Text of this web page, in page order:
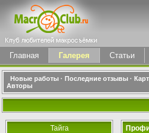
Главная Галерея Статьи
Новые работы · Последние отзывы ·
Авторы
Тайга